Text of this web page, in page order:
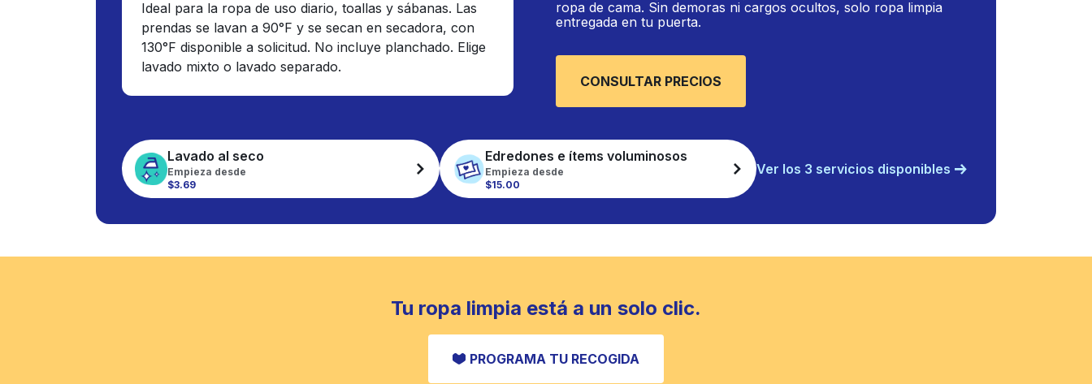
Ideal para la ropa de uso diario, toallas y sábanas. Las
prendas se lavan a 90°F y se secan en secadora, con
130°F disponible a solicitud. No incluye planchado. Elige
lavado mixto o lavado separado.
ropa de cama. Sin demoras ni cargos ocultos, solo ropa limpia
entregada en tu puerta.
CONSULTAR PRECIOS
Lavado al seco
Empieza desde
$3.69
Edredones e ítems voluminosos
Empieza desde
$15.00
Ver los 3 servicios disponibles
Tu ropa limpia está a un solo clic.
PROGRAMA TU RECOGIDA